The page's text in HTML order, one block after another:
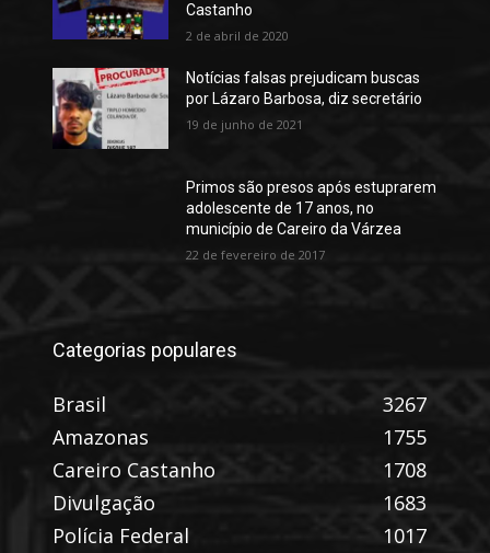
Castanho
2 de abril de 2020
Notícias falsas prejudicam buscas
por Lázaro Barbosa, diz secretário
19 de junho de 2021
Primos são presos após estuprarem
adolescente de 17 anos, no
município de Careiro da Várzea
22 de fevereiro de 2017
Categorias populares
Brasil
3267
Amazonas
1755
Careiro Castanho
1708
Divulgação
1683
Polícia Federal
1017